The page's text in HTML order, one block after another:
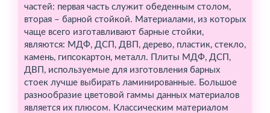
частей: первая часть служит обеденным столом,
вторая – барной стойкой. Материалами, из которых
чаще всего изготавливают барные стойки,
являются: МДФ, ДСП, ДВП, дерево, пластик, стекло,
камень, гипсокартон, металл. Плиты МДФ, ДСП,
ДВП, используемые для изготовления барных
стоек лучше выбирать ламинированные. Большое
разнообразие цветовой гаммы данных материалов
является их плюсом. Классическим материалом